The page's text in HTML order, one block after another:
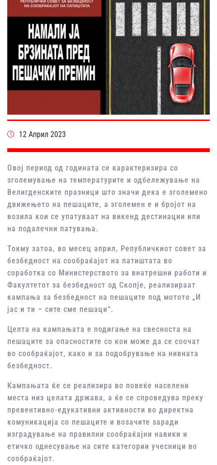
12 Април 2023
Овој период од годината се карактеризира со
зголемување на температурите и одбележување на
Велигденските празници што значи дека е зголемено
движењето на пешаците, а зголемен е и бројот на
возила кои се упатуваат на викенд дестинации или
на подалечни патувања.
Токму затоа, во месец април, Републичкиот совет за
безбедност на сообраќајот на патиштата во
соработка со Министерството за внатрешни работи и
Факултетот за безбедност од Скопје, реализираат
кампања за безбедност на пешаците под мотото „И
јас и ти – сите сме пешаци“.
Целта на кампањата е подигање на свесноста на
пешаците за опасностите со кои може да се соочат
во сообраќајот, како и за подобрување на нивната
безбедност.
Кампањата ќе се реализира во повеќе населени
места низ целата држава, а ќе се спроведува преку
превентивно-едукативни активности во директна
комуникација со пешаците и возачите заради
изградување на правилни сообраќајни навики и
етичко однесување на сите категории учесници во
сообраќајот.